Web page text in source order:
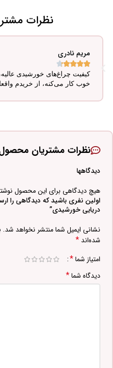
نظرات
مریم نادری





کیفیت چراغ‌های خورشیدی
خوب کار می‌کنه، از خریدم
نظرات مشتریان
دیدگاهها
هیچ دیدگاهی برای این محصول
اولین نفری باشید که دیدگاهی را
دریایی خورشیدی”
نشانی ایمیل شما منتشر نخواهد شد.
شده‌اند *
امتیاز شما*
دیدگاه شما*